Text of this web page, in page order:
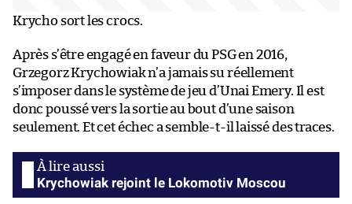
Krycho sort les crocs.
Après s’être engagé en faveur du PSG en 2016,
Grzegorz Krychowiak n’a jamais su réellement
s’imposer dans le système de jeu d’Unai Emery. Il est
donc poussé vers la sortie au bout d’une saison
seulement. Et cet échec a semble-t-il laissé des traces.
Krychowiak rejoint le Lokomotiv Moscou